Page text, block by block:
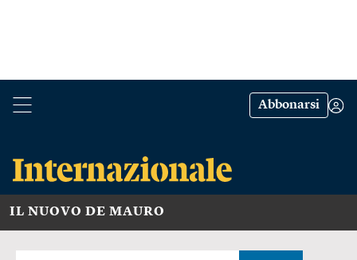
Abbonarsi
IL NUOVO DE MAURO